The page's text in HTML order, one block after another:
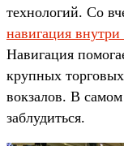
технологий. Со
навигация
Навигация
крупных
вокзалов. В
заблудиться.